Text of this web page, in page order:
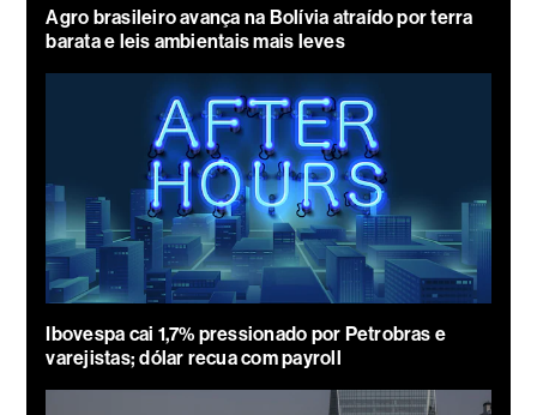
Agro brasileiro avança na Bolívia atraído por terra
barata e leis ambientais mais leves
Ibovespa cai 1,7% pressionado por Petrobras e
varejistas; dólar recua com payroll